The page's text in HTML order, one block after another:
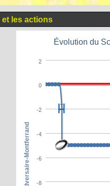
les actions
Évolution du
-8
-6
-4
-2
0
2
Adversaire-Montferrand